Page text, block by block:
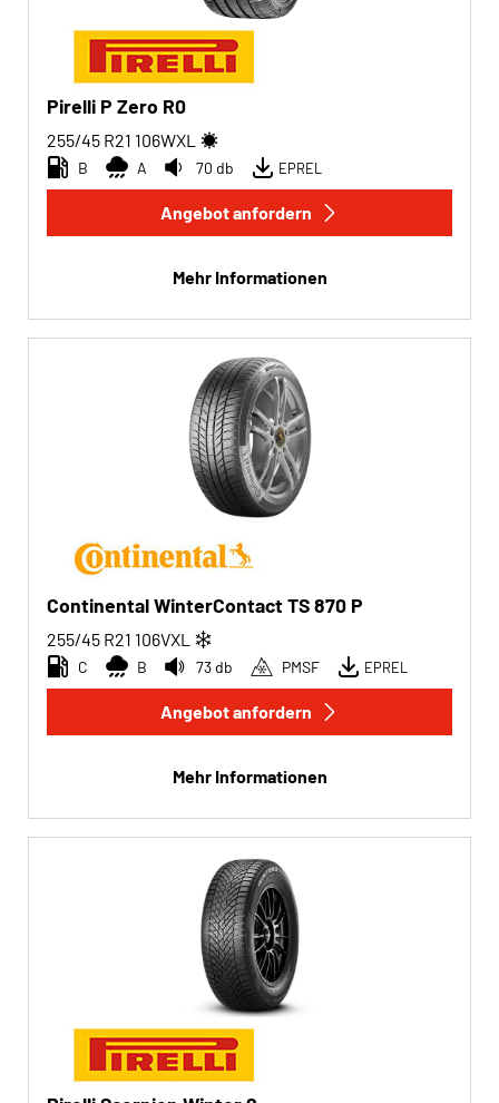
Pirelli P Zero R0
255/45 R21 106WXL
B A 70 db EPREL
Angebot anfordern
Mehr Informationen
Continental WinterContact TS 870 P
255/45 R21 106VXL
C B 73 db PMSF EPREL
Angebot anfordern
Mehr Informationen